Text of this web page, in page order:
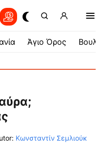
Άγιο Όρος
Κωνσταντίν Σεμλιούκ